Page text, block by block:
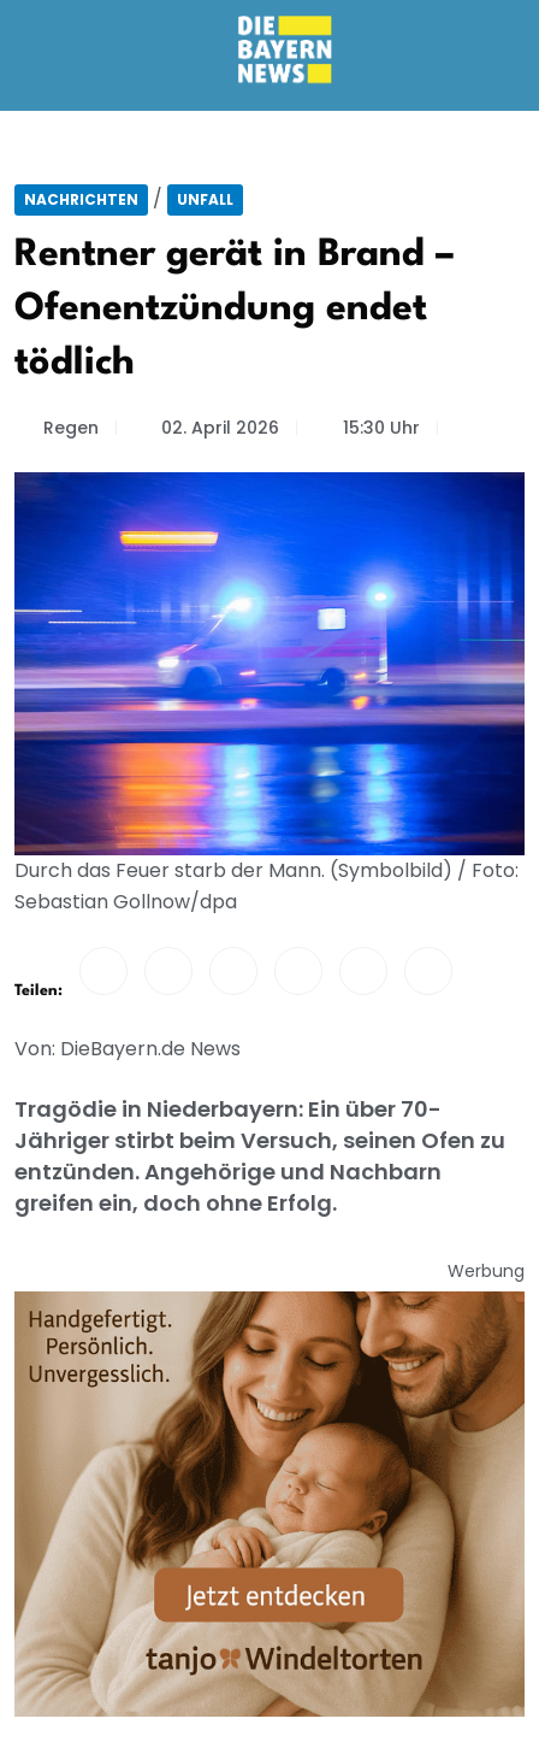
NACHRICHTEN / UNFALL
Rentner gerät in Brand –
Ofenentzündung endet
tödlich
Regen 02. April 2026 15:30 Uhr
Durch das Feuer starb der Mann. (Symbolbild) / Foto:
Sebastian Gollnow/dpa
Teilen:
Von: DieBayern.de News
Tragödie in Niederbayern: Ein über 70-
Jähriger stirbt beim Versuch, seinen Ofen zu
entzünden. Angehörige und Nachbarn
greifen ein, doch ohne Erfolg.
Werbung